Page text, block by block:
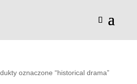
oznaczone “historical drama”